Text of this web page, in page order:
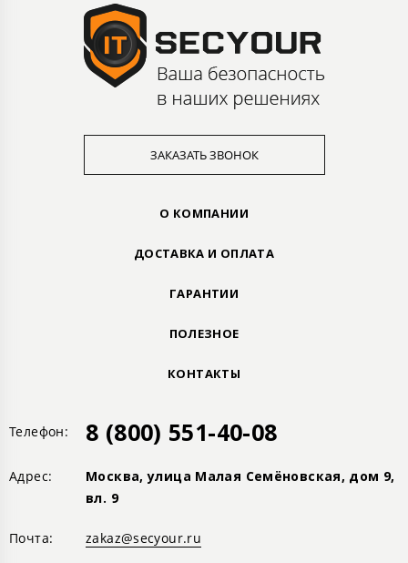
Телефон: 8 (800) 551-40-08
Адрес:
Москва, улица Малая Семёновская, дом 9,
вл. 9
Почта: zakaz@secyour.ru
ЗАКАЗАТЬ ЗВОНОК
О КОМПАНИИ
ДОСТАВКА И ОПЛАТА
ГАРАНТИИ
ПОЛЕЗНОЕ
КОНТАКТЫ